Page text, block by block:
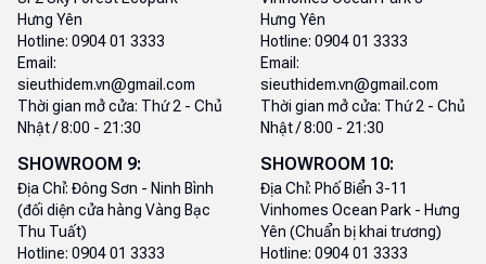
Hưng Yên
Hotline: 0904 01 3333
Email:
sieuthidem.vn@gmail.com
Thời gian mở cửa: Thứ 2 - Chủ
Nhật / 8:00 - 21:30
Hưng Yên
Hotline: 0904 01 3333
Email:
sieuthidem.vn@gmail.com
Thời gian mở cửa: Thứ 2 - Chủ
Nhật / 8:00 - 21:30
SHOWROOM 9:
Địa Chỉ: Đông Sơn - Ninh Bình
(đối diện cửa hàng Vàng Bạc
Thu Tuất)
Hotline: 0904 01 3333
SHOWROOM 10:
Địa Chỉ: Phố Biển 3-11
Vinhomes Ocean Park - Hưng
Yên (Chuẩn bị khai trương)
Hotline: 0904 01 3333